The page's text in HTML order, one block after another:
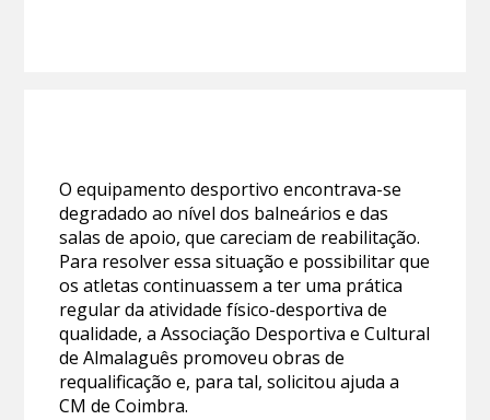
O equipamento desportivo encontrava-se
degradado ao nível dos balneários e das
salas de apoio, que careciam de reabilitação.
Para resolver essa situação e possibilitar que
os atletas continuassem a ter uma prática
regular da atividade físico-desportiva de
qualidade, a Associação Desportiva e Cultural
de Almalaguês promoveu obras de
requalificação e, para tal, solicitou ajuda a
CM de Coimbra.